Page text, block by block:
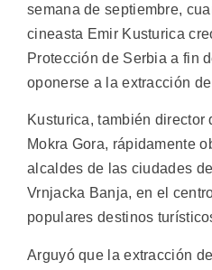
semana de septiembre,
cineasta Emir Kusturica
Protección de Serbia a fin
oponerse a la extracción
Kusturica, también director
Mokra Gora, rápidamente
alcaldes de las ciudades
Vrnjacka Banja, en el
populares destinos
Arguyó que la extracción